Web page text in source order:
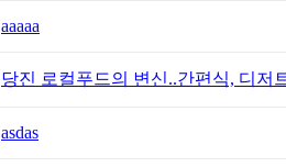
aaaaa
당진 로컬푸드의 변신..간편식, 디저
asdas